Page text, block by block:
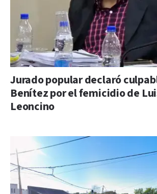
Jurado popular declaró
Benítez por el femicidio de
Leoncino